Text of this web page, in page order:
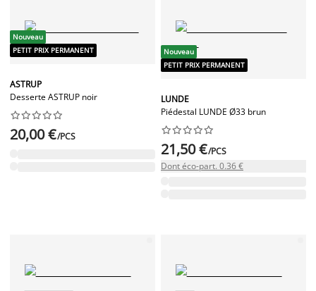
Nouveau
PETIT PRIX PERMANENT
ASTRUP
Desserte ASTRUP noir






20,00 €/PCS
Nouveau
PETIT PRIX PERMANENT
LUNDE
Piédestal LUNDE Ø33 brun






21,50 €/PCS
Dont éco-part. 0.36 €